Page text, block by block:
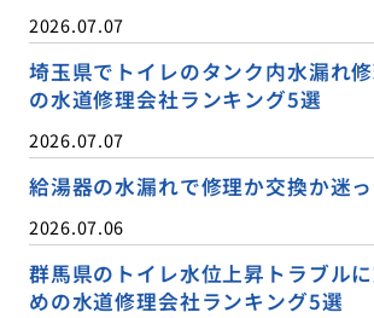
2026.07.07
埼玉県でトイレのタンク内水漏れ
の水道修理会社ランキング5選
2026.07.07
給湯器の水漏れで修理か交換か迷
2026.07.06
群馬県のトイレ水位上昇トラブル
めの水道修理会社ランキング5選